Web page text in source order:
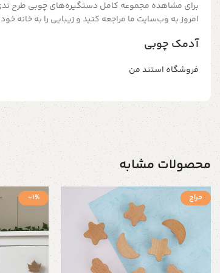
برای مشاهده مجموعه کامل دستگیره‌های چوبی طرح
امروز به وب‌سایت ما مراجعه کنید و زیبایی را به خانه
آدمک چوبی
فروشگاه استند من
محصولات مشابه
حراج -1%